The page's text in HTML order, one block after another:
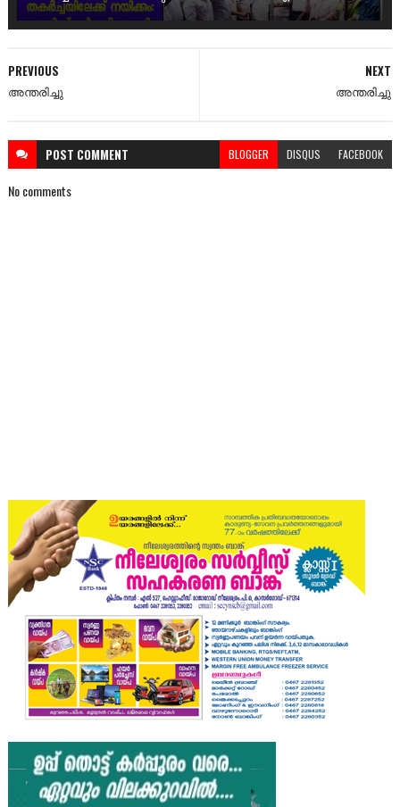
NEXT
അന്തരിച്ചു
PREVIOUS
അന്തരിച്ചു
POST COMMENT BLOGGER DISQUS FACEBOOK
No comments